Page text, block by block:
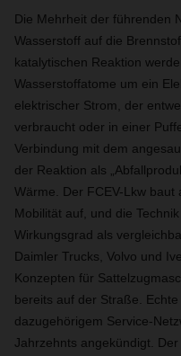
Die Mehrheit der führenden
Wasserstoff auf die
katalytischen Reaktion
Wasserstoffatome um ein
elektrischer Strom, der
verbraucht oder in einer
Verbindung mit dem
der Reaktion als
Wärme. Der FCEV-Lkw
Mobilität auf, und die
Wirkungsgrad als
Daimler Trucks, Volvo und
Konzepten für
bereits auf der Straße.
dazugehörigem Service-
Jahrzehnts angekündigt.